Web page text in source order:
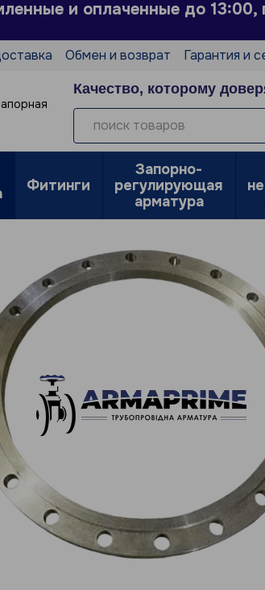
и оплаченные до 13:00,
Обмен и возврат Гарантия и
Отзывы о магазине
Качество, которому
Фитинги
Запорно-
регулирующая
арматура